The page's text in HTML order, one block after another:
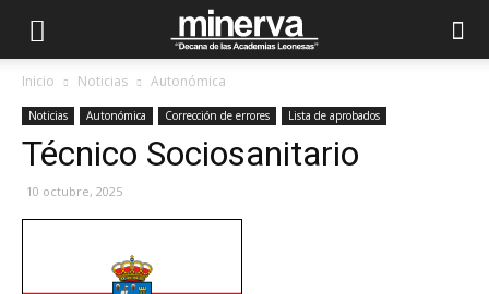
Inicio Noticias Autonómica
Noticias Autonómica Corrección de errores Lista de aprobados
Técnico Sociosanitario
10 octubre, 2025